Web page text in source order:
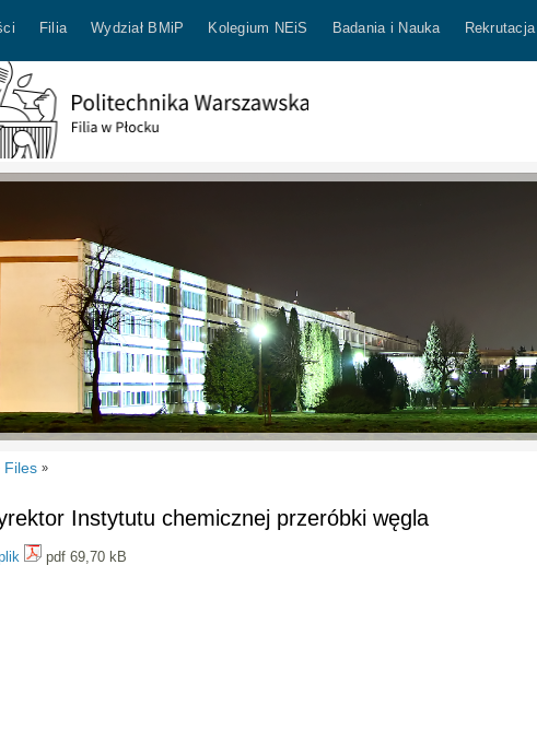
Filia Wydział BMiP Kolegium NEiS Badania i Nauka Rekrutacja
Files »
Instytutu chemicznej przeróbki węgla
pdf 69,70 kB